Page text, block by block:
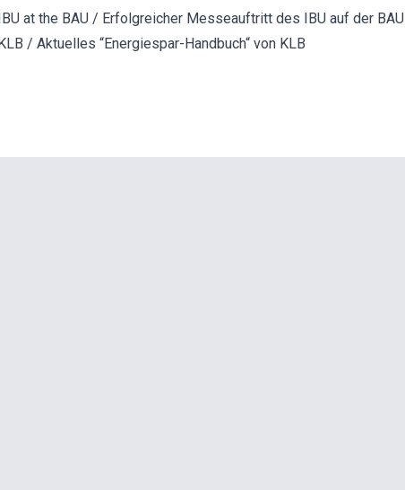
at the BAU / Erfolgreicher Messeauftritt des IBU auf der BAU
/ Aktuelles “Energiespar-Handbuch“ von KLB